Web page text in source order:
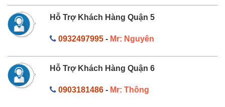
Hỗ Trợ Khách Hàng Quận 5
0932497995- Mr: Nguyên
Hỗ Trợ Khách Hàng Quận 6
0903181486- Mr: Thông